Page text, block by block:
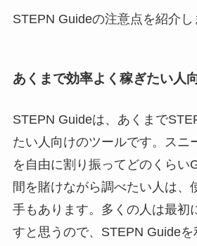
STEPN Guideの注意点を紹介し
あくまで効率よく稼ぎたい人
STEPN Guideは、あくまで
たい人向けのツールです。スニ
を自由に割り振ってどのくらい
間を賭けながら調べたい人は、
手もあります。多くの人は最初
すと思うので、STEPN Guide